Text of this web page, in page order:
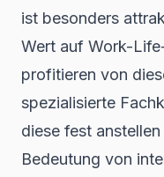
ist besonders
Wert auf Work-
profitieren von
spezialisierte
diese fest anstellen
Bedeutung von